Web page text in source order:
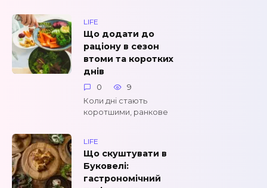
LIFE
Що додати до
раціону в сезон
втоми та коротких
днів
0
9
Коли дні стають
коротшими, ранкове
LIFE
Що скуштувати в
Буковелі:
гастрономічний